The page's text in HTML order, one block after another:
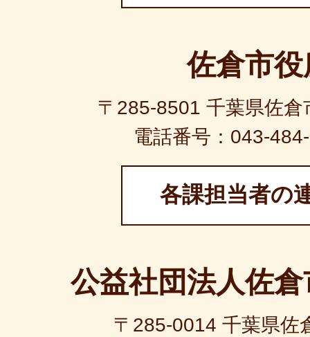
佐倉市役
〒285-8501 千葉県佐倉
電話番号：043-
各課担当者の
公益社団法人佐
〒285-0014 千葉県佐